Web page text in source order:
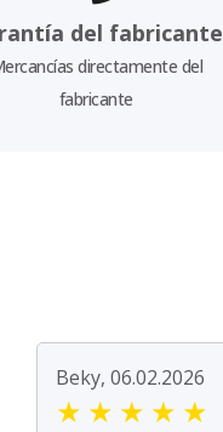
del fabricante
directamente del
fabricante
Beky, 06.02.2026
★ ★ ★ ★ ★